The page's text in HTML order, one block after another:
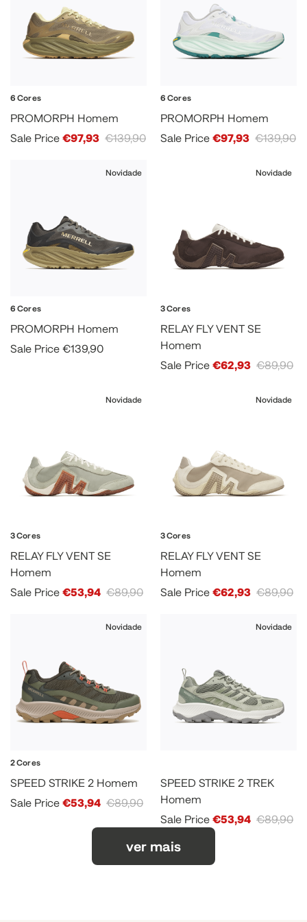
6 Cores
PROMORPH Homem
Sale Price €97,93 €139,90
6 Cores
PROMORPH Homem
Sale Price €97,93 €139,90
Novidade
6 Cores
PROMORPH Homem
Sale Price €139,90
Novidade
3 Cores
RELAY FLY VENT SE
Homem
Sale Price €62,93 €89,90
Novidade
3 Cores
RELAY FLY VENT SE
Homem
Sale Price €53,94 €89,90
Novidade
3 Cores
RELAY FLY VENT SE
Homem
Sale Price €62,93 €89,90
Novidade
2 Cores
SPEED STRIKE 2 Homem
Sale Price €53,94 €89,90
Novidade
SPEED STRIKE 2 TREK
Homem
Sale Price €53,94 €89,90
ver mais